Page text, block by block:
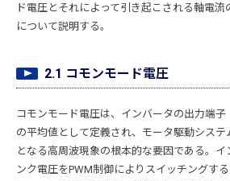
ド電圧とそれによって引き起こされる軸電
について説明する。
2.1 コモンモード電圧
コモンモード電圧は、インバータの出力端子
の平均値として定義され、モータ駆動システ
となる高周波現象の根本的な要因である。イ
ンク電圧をPWM制御によりスイッチングす